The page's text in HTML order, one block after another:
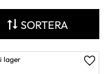
SORTERA
lager